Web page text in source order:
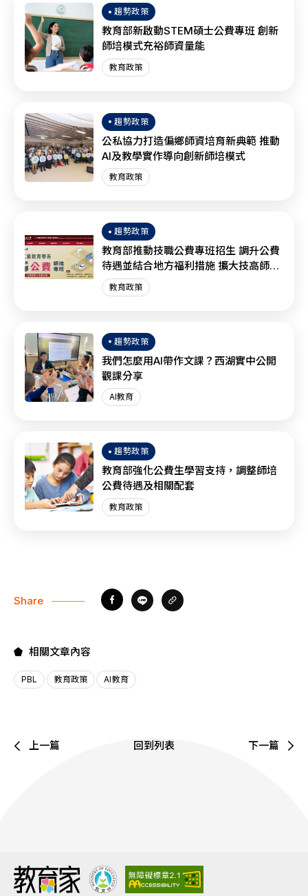
趨勢政策
教育部新啟動STEM碩士公費專班 創新
師培模式充裕師資量能
教育政策
趨勢政策
公私協力打造偏鄉師資培育新典範 推動
AI及教學實作導向創新師培模式
教育政策
趨勢政策
教育部推動技職公費專班招生 調升公費
待遇並結合地方福利措施 擴大技高師資
培育量能
教育政策
趨勢政策
我們怎麼用AI帶作文課？西湖實中公開
觀課分享
AI教育
趨勢政策
教育部強化公費生學習支持，調整師培
公費待遇及相關配套
教育政策
Share
相關文章內容
PBL 教育政策 AI教育
上一篇 回到列表 下一篇